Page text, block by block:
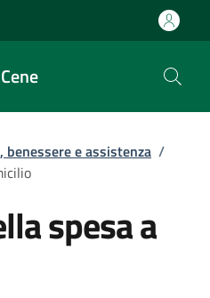
benessere e assistenza /
spesa a